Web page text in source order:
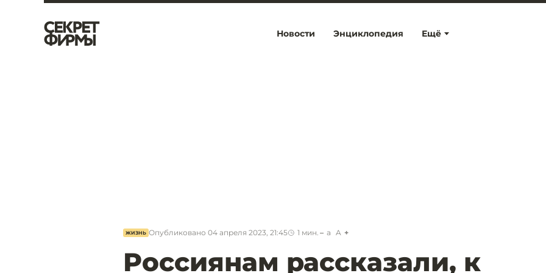
Ещё
Новости Энциклопедия
ЖИЗНЬ Опубликовано 04 апреля 2023, 21:45 1 мин. a A
Россиянам рассказали, к